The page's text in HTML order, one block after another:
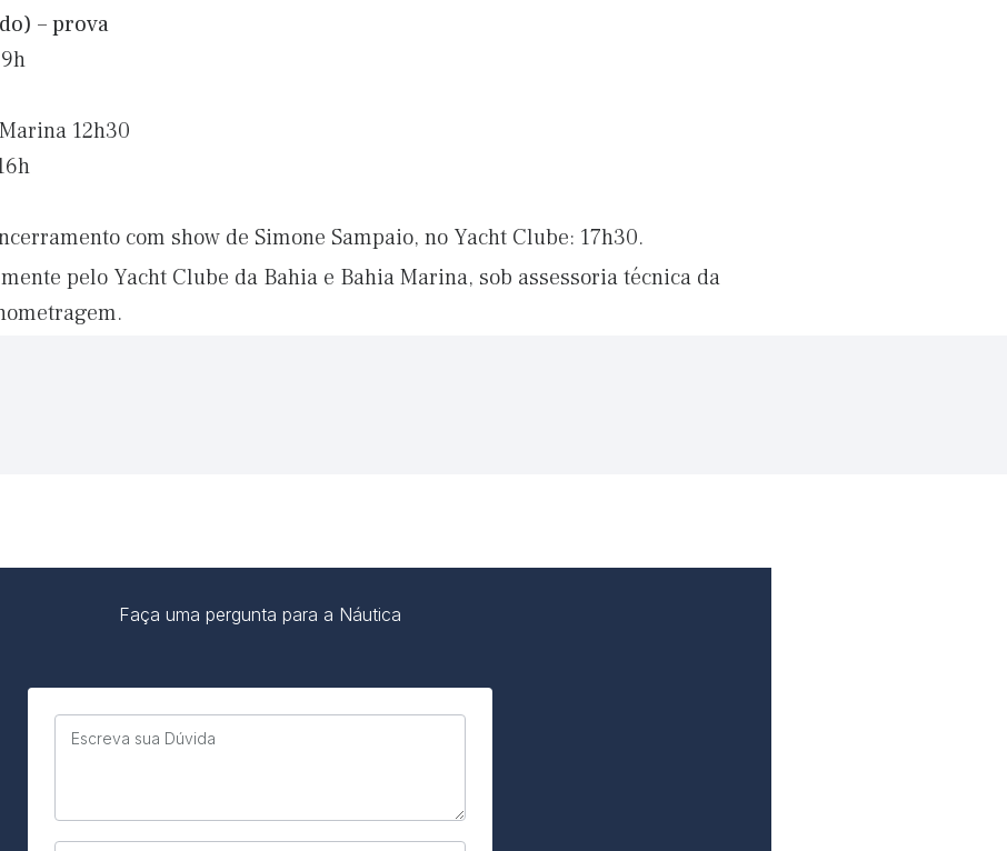
– prova
12h30
com show de Simone Sampaio, no Yacht Clube: 17h30.
pelo Yacht Clube da Bahia e Bahia Marina, sob assessoria técnica da
Faça uma pergunta para a Náutica
Escreva sua Dúvida